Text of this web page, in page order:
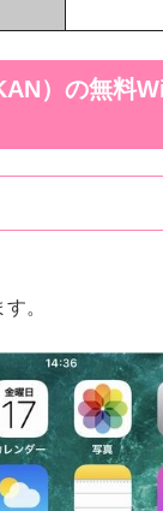
）の無料
。